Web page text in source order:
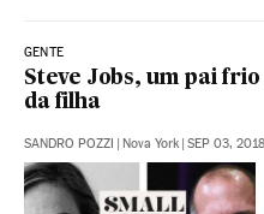
GENTE
Steve Jobs, um pai
da filha
SANDRO POZZI | Nova York | SEP 03,